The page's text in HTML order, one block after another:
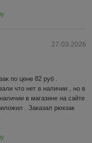
27.03.2026
по цене 82 руб .
что нет в наличии , но в
в магазине на сайте
. Заказал рюкзак